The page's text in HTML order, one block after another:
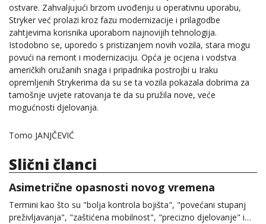
ostvare. Zahvaljujući brzom uvođenju u operativnu uporabu,
Stryker već prolazi kroz fazu modernizacije i prilagodbe
zahtjevima korisnika uporabom najnovijih tehnologija.
Istodobno se, uporedo s pristizanjem novih vozila, stara mogu
povući na remont i modernizaciju. Opća je ocjena i vodstva
američkih oružanih snaga i pripadnika postrojbi u Iraku
opremljenih Strykerima da su se ta vozila pokazala dobrima za
tamošnje uvjete ratovanja te da su pružila nove, veće
mogućnosti djelovanja.
Tomo JANJČEVIĆ
Slični članci
Asimetrične opasnosti novog vremena
Termini kao što su "bolja kontrola bojišta", "povećani stupanj
preživljavanja", "zaštićena mobilnost", "precizno djelovanje" i…